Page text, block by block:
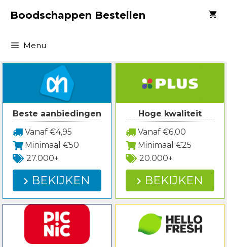
naarBoodschappen Bestellen
Menu
Beste aanbiedingen
Vanaf €4,95
Minimaal €50
27.000+
BEKIJKEN
Hoge kwaliteit
Vanaf €6,00
Minimaal €25
20.000+
BEKIJKEN